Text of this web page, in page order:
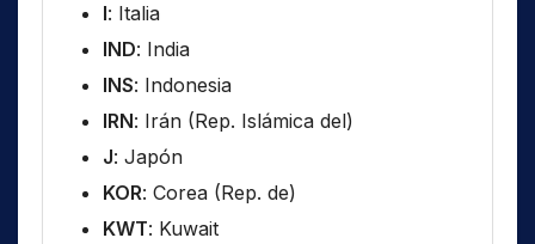
I: Italia
IND: India
INS: Indonesia
IRN: Irán (Rep. Islámica del)
J: Japón
KOR: Corea (Rep. de)
KWT: Kuwait